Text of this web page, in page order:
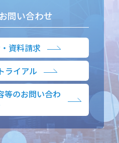
問い合わせ
資料請求
ライアル
等のお問い合わ